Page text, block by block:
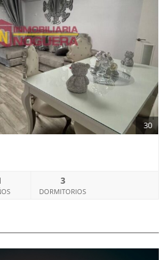
30
3
DORMITORIOS